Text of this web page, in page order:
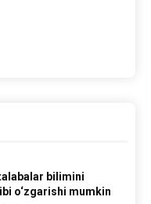
bilimini
o‘zgarishi mumkin